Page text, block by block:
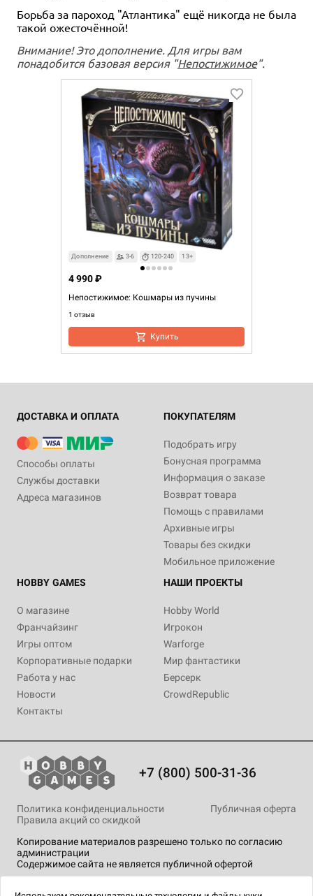
Борьба за пароход "Атлантика" ещё никогда не была
такой ожесточённой!
Внимание! Это дополнение. Для игры вам
понадобится базовая версия "Непостижимое".
Дополнение 3-6 120-240 13+
Непостижимое: Кошмары из пучины
1 отзыв
4 990 ₽
Купить
ДОСТАВКА И ОПЛАТА
Способы оплаты
Службы доставки
Адреса магазинов
ПОКУПАТЕЛЯМ
Подобрать игру
Бонусная программа
Информация о заказе
Возврат товара
Помощь с правилами
Архивные игры
Товары без скидки
Мобильное приложение
HOBBY GAMES
О магазине
Франчайзинг
Игры оптом
Корпоративные подарки
Работа у нас
Новости
Контакты
НАШИ ПРОЕКТЫ
Hobby World
Игрокон
Warforge
Мир фантастики
Берсерк
CrowdRepublic
+7 (800) 500-31-36
Копирование материалов разрешено только по согласию
администрации
Содержимое сайта не является публичной офертой
Политика конфиденциальности
Публичная оферта
Правила акций со скидкой
технологии.